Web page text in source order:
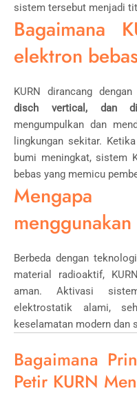
sistem tersebut menjadi
Bagaimana
elektron
KURN dirancang
disch vertical, dan
mengumpulkan dan
lingkungan sekitar.
bumi meningkat, sistem
bebas yang memicu
Berbeda dengan
material radioaktif,
aman. Aktivasi
elektrostatik alami,
keselamatan modern dan
Bagaimana
Petir KURN